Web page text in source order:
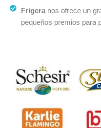
Frigeranos ofrece un
pequeños premios para